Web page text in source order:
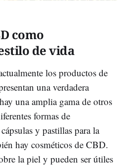
como
de vida
los productos de
una verdadera
una amplia gama de otros
formas de
y pastillas para la
hay cosméticos de CBD.
la piel y pueden ser útiles